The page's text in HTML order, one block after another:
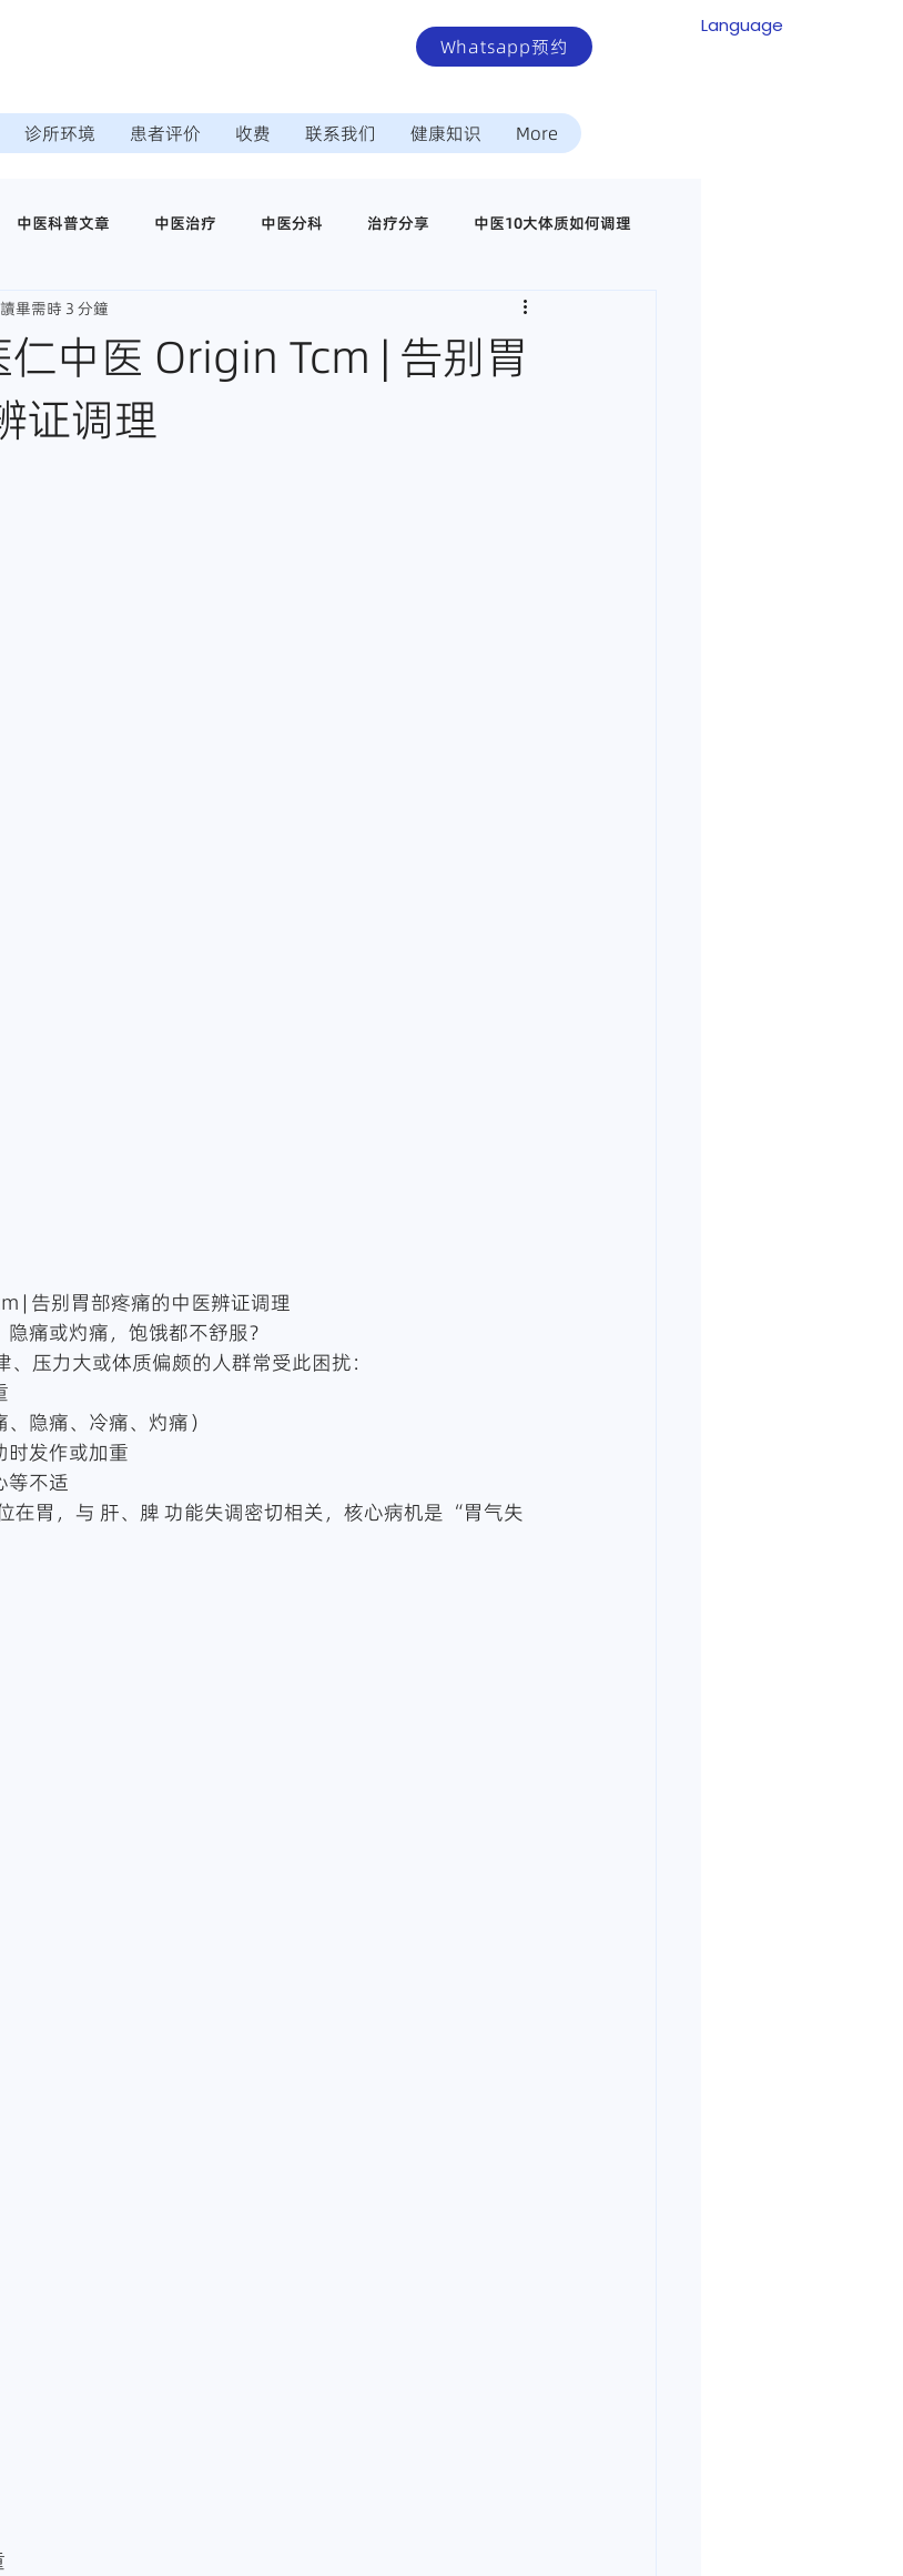
Whatsapp预约
Language
诊所环境 患者评价 收费 联系我们 健康知识 More
中医科普文章 中医治疗 中医分科 治疗分享 中医10大体质如何调理
调理保养 中医调理代谢疾病
中医 Origin Tcm | 告别胃
证调理
讀畢需時 3 分鐘
| 告别胃部疼痛的中医辨证调理
痛或灼痛，饱饿都不舒服？
压力大或体质偏颇的人群常受此困扰：
、隐痛、冷痛、灼痛）
时发作或加重
等不适
胃，与 肝、脾 功能失调密切相关，核心病机是 “胃气失